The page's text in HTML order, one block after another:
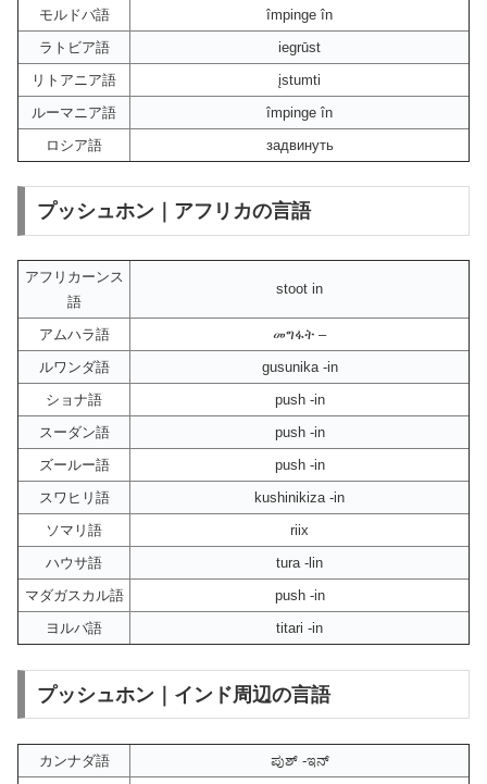
モルドバ語
împinge în
ラトビア語
iegrūst
リトアニア語
įstumti
ルーマニア語
împinge în
ロシア語
задвинуть
プッシュホン｜アフリカの言語
アフリカーンス
語
stoot in
アムハラ語
መግፋት –
ルワンダ語
gusunika -in
ショナ語
push -in
スーダン語
push -in
ズールー語
push -in
スワヒリ語
kushinikiza -in
ソマリ語
riix
ハウサ語
tura -lin
マダガスカル語
push -in
ヨルバ語
titari -in
プッシュホン｜インド周辺の言語
カンナダ語
ಪುಶ್ -ಇನ್